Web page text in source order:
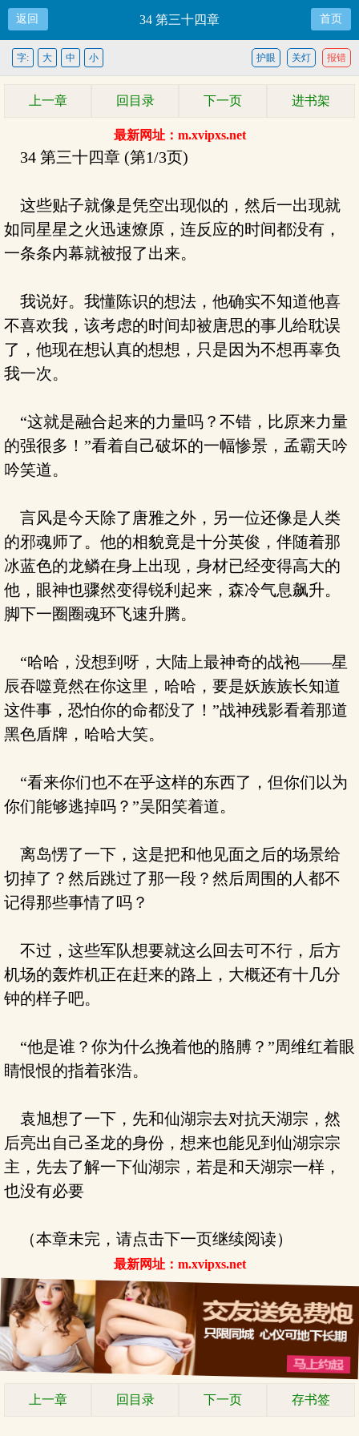
返回 34 第三十四章 首页
报错
关灯
护眼
字: 大 中 小
上一章 回目录 下一页 进书架
最新网址：m.xvipxs.net
34 第三十四章 (第1/3页)
这些贴子就像是凭空出现似的，然后一出现就
如同星星之火迅速燎原，连反应的时间都没有，
一条条内幕就被报了出来。
我说好。我懂陈识的想法，他确实不知道他喜
不喜欢我，该考虑的时间却被唐思的事儿给耽误
了，他现在想认真的想想，只是因为不想再辜负
我一次。
“这就是融合起来的力量吗？不错，比原来力量
的强很多！”看着自己破坏的一幅惨景，孟霸天吟
吟笑道。
言风是今天除了唐雅之外，另一位还像是人类
的邪魂师了。他的相貌竟是十分英俊，伴随着那
冰蓝色的龙鳞在身上出现，身材已经变得高大的
他，眼神也骤然变得锐利起来，森冷气息飙升。
脚下一圈圈魂环飞速升腾。
“哈哈，没想到呀，大陆上最神奇的战袍——星
辰吞噬竟然在你这里，哈哈，要是妖族族长知道
这件事，恐怕你的命都没了！”战神残影看着那道
黑色盾牌，哈哈大笑。
“看来你们也不在乎这样的东西了，但你们以为
你们能够逃掉吗？”吴阳笑着道。
离岛愣了一下，这是把和他见面之后的场景给
切掉了？然后跳过了那一段？然后周围的人都不
记得那些事情了吗？
不过，这些军队想要就这么回去可不行，后方
机场的轰炸机正在赶来的路上，大概还有十几分
钟的样子吧。
“他是谁？你为什么挽着他的胳膊？”周维红着眼
睛恨恨的指着张浩。
袁旭想了一下，先和仙湖宗去对抗天湖宗，然
后亮出自己圣龙的身份，想来也能见到仙湖宗宗
主，先去了解一下仙湖宗，若是和天湖宗一样，
也没有必要
（本章未完，请点击下一页继续阅读）
最新网址：m.xvipxs.net
上一章 回目录 下一页 存书签